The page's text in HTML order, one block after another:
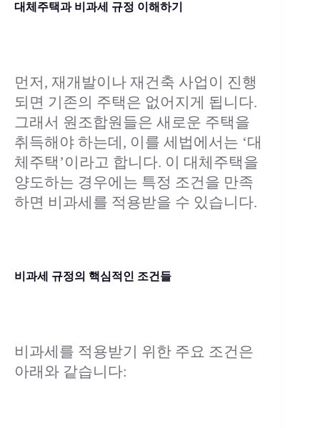
대체주택과 비과세 규정 이해하기
먼저, 재개발이나 재건축 사업이 진행
되면 기존의 주택은 없어지게 됩니다.
그래서 원조합원들은 새로운 주택을
취득해야 하는데, 이를 세법에서는 ‘대
체주택’이라고 합니다. 이 대체주택을
양도하는 경우에는 특정 조건을 만족
하면 비과세를 적용받을 수 있습니다.
비과세 규정의 핵심적인 조건들
비과세를 적용받기 위한 주요 조건은
아래와 같습니다: